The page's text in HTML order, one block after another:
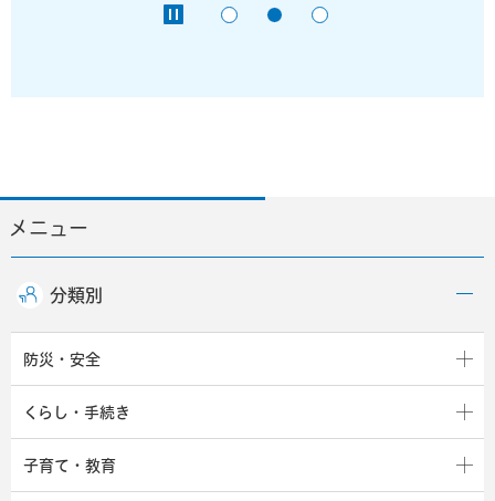
メニュー
分類別
防災・安全
くらし・手続き
子育て・教育